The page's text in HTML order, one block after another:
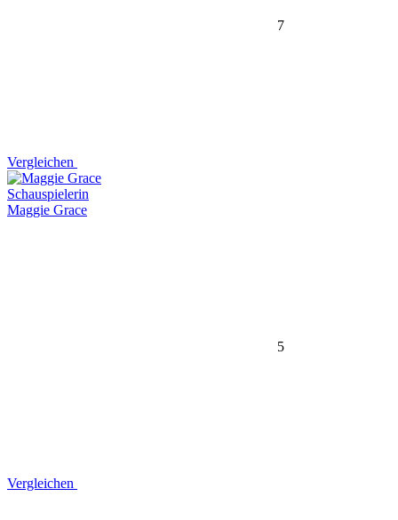
7
Vergleichen
Schauspielerin
Maggie Grace
5
Vergleichen